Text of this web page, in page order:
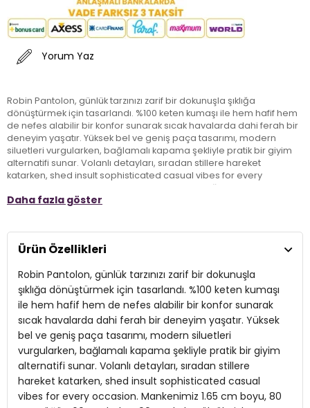
Yorum Yaz
Robin Pantolon, günlük tarzınızı zarif bir dokunuşla şıklığa
dönüştürmek için tasarlandı. %100 keten kumaşı ile hem hafif hem
de nefes alabilir bir konfor sunarak sıcak havalarda dahi ferah bir
deneyim yaşatır. Yüksek bel ve geniş paça tasarımı, modern
siluetleri vurgularken, bağlamalı kapama şekliyle pratik bir giyim
alternatifi sunar. Volanlı detayları, sıradan stillere hareket
katarken, shed insult sophisticated casual vibes for every
occasion. Mankenimiz 1.65 cm boyu, 80 cm göğüs, 60 cm bel ve 90
cm kalça ölçüleriyle onesize bedeni rahatlıkla taşıyarak, bu
Pantolon ile stilinizi yansıtmaya hazırsınız!
Model:Pantolon
Giyim Tarzı: Günlük/Casual
Materyal:% 100 Keten
Kapama Şekli: Bağlamalı
Kumaş Tipi: Dokuma
Bel:Yüksek Bel
Daha fazla göster
Ürün Özellikleri
Robin Pantolon, günlük tarzınızı zarif bir dokunuşla
şıklığa dönüştürmek için tasarlandı. %100 keten kumaşı
ile hem hafif hem de nefes alabilir bir konfor sunarak
sıcak havalarda dahi ferah bir deneyim yaşatır. Yüksek
bel ve geniş paça tasarımı, modern siluetleri
vurgularken, bağlamalı kapama şekliyle pratik bir giyim
alternatifi sunar. Volanlı detayları, sıradan stillere
hareket katarken, shed insult sophisticated casual
vibes for every occasion. Mankenimiz 1.65 cm boyu, 80